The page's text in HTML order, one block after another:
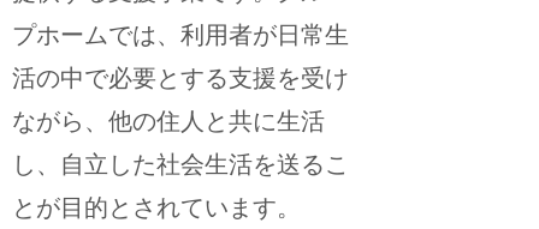
プホームでは、利用者が日常生
活の中で必要とする支援を受け
ながら、他の住人と共に生活
し、自立した社会生活を送るこ
とが目的とされています。